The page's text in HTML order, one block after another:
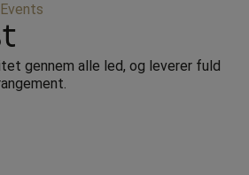
Events
gennem alle led, og leverer fuld